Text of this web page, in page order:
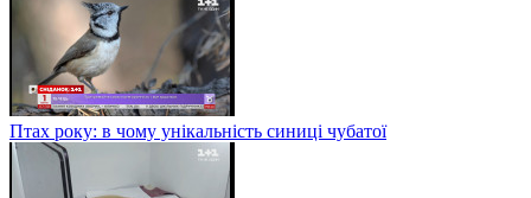
Птах року: в чому унікальність синиці чубатої